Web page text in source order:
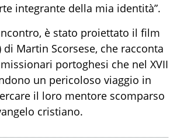
integrante della mia identità”.
è stato proiettato il film
di Martin Scorsese, che racconta
portoghesi che nel XVII
un pericoloso viaggio in
il loro mentore scomparso
cristiano.